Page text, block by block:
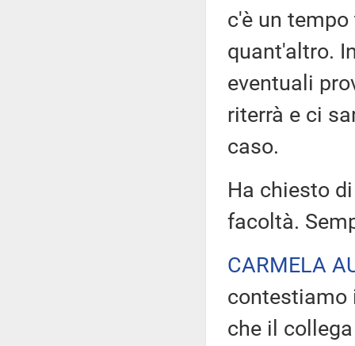
c'è un
quant'altro.
eventuali
riterrà e ci
caso.
Ha chiesto
facoltà.
CARMELA
contestiamo
che il